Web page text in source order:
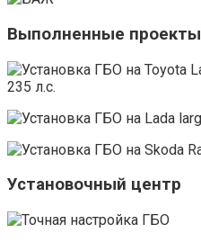
Выполненные проекты
Установочный центр